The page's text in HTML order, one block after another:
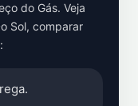
do Gás. Veja
Sol, comparar